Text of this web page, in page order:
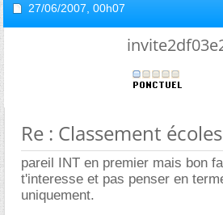
27/06/2007, 00h07
Re : Classement écoles
pareil INT en premier mais bon
t'interesse et pas penser en
uniquement.